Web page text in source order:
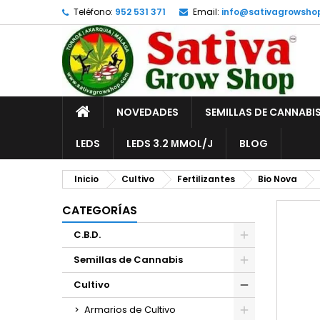
Teléfono: 952 531 371 Email:
INICIONOVEDADES SEMILLAS DE CANNABIS
LEDS LEDS 3.2 ΜMOL/J BLOG
Inicio Cultivo Fertilizantes Bio Nova
CATEGORÍAS
C.B.D.
Semillas de Cannabis
Cultivo
Armarios de Cultivo